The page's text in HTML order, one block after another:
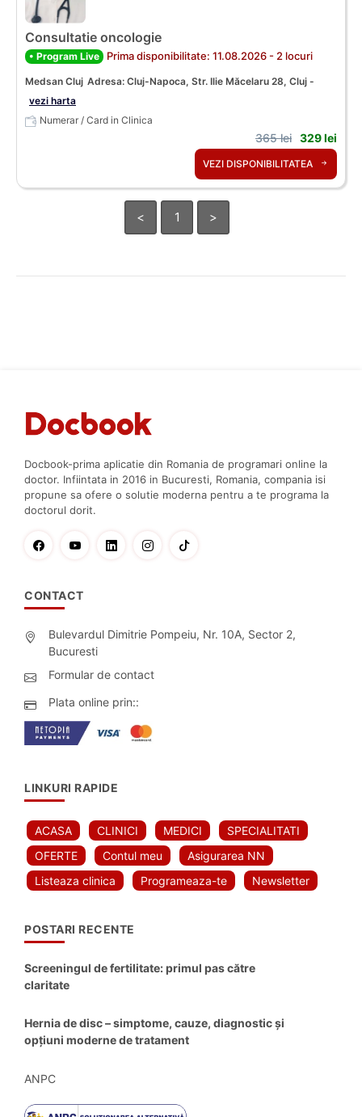
Consultatie oncologie
• Program Live Prima disponibilitate: 11.08.2026 - 2 locuri
Medsan Cluj Adresa: Cluj-Napoca, Str. Ilie Măcelaru 28, Cluj -
vezi harta
Numerar / Card in Clinica
365 lei 329 lei
VEZI DISPONIBILITATEA
< 1 >
Docbook-prima aplicatie din Romania de programari online la
doctor. Infiintata in 2016 in Bucuresti, Romania, compania isi
propune sa ofere o solutie moderna pentru a te programa la
doctorul dorit.
CONTACT
Bulevardul Dimitrie Pompeiu, Nr. 10A, Sector 2,
Bucuresti
Formular de contact
Plata online prin::
LINKURI RAPIDE
ACASA CLINICI MEDICI
SPECIALITATI
OFERTE
Contul meu
Asigurarea NN
Listeaza clinica
Programeaza-te Newsletter
POSTARI RECENTE
Screeningul de fertilitate: primul pas către
claritate
Hernia de disc – simptome, cauze, diagnostic și
opțiuni moderne de tratament
ANPC